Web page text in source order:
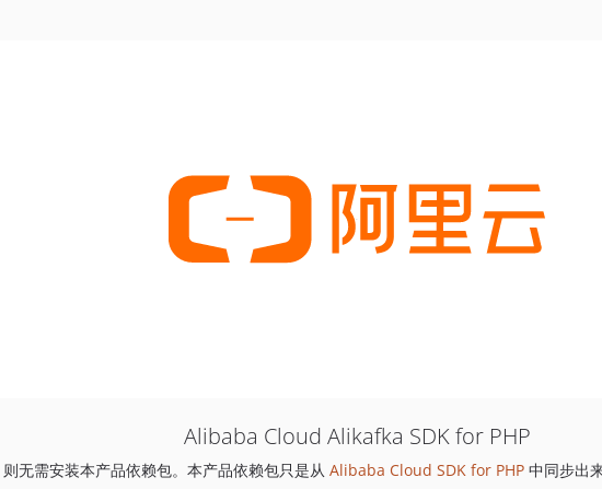
Alibaba Cloud Alikafka SDK for PHP
则无需安装本产品依赖包。本产品依赖包只是从 Alibaba Cloud SDK for PHP 中同步出